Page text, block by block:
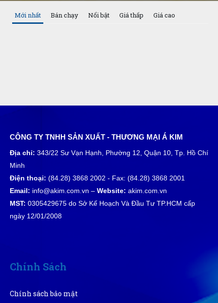
Mới nhất Bán chạy Nổi bật Giá thấp Giá cao
CÔNG TY TNHH SẢN XUẤT - THƯƠNG MẠI Á KIM
Địa chỉ: 343/22 Sư Vạn Hạnh, Phường 12, Quận 10, Tp. Hồ Chí
Minh
Điện thoại: (84.28) 3868 2002 - Fax: (84.28) 3868 2001
Email: info@akim.com.vn – Website: akim.com.vn
MST: 0305429675 do Sở Kế Hoạch Và Đầu Tư TP.HCM cấp
ngày 12/01/2008
Chính Sách
Chính sách bảo mật